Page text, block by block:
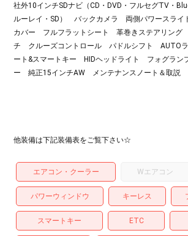
社外10インチSDナビ（CD・DVD・フルセグTV・
ルーレイ・SD） バックカメラ 両側パワースライ
カバー フルフラットシート 革巻きステアリング
チ クルーズコントロール パドルシフト AUTO
ート&スマートキー HIDヘッドライト フォグラン
ー 純正15インチAW メンテナンスノート＆取説
他装備は下記装備表をご覧下さい☆
エアコン・クーラー Wエアコン
パワーウィンドウ キーレス
スマートキー ETC